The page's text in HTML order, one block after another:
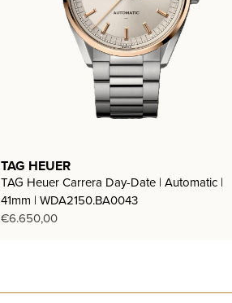
TAG HEUER
TAG Heuer Carrera Day-Date | Automatic |
41mm | WDA2150.BA0043
€6.650,00